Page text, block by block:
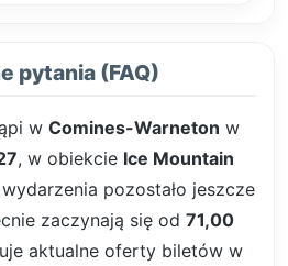
pytania (FAQ)
w Comines-Warneton w
, w obiekcie Ice Mountain
pozostało jeszcze
zaczynają się od 71,00
aktualne oferty biletów w